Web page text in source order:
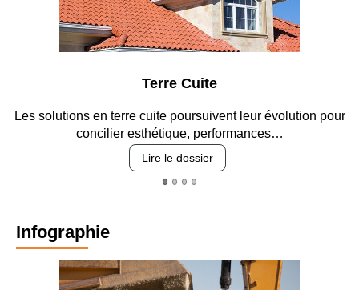
Entre circulation, sécurisation des accès, durabilité des
revêtements et intégration…
Lire le dossier
Infographie